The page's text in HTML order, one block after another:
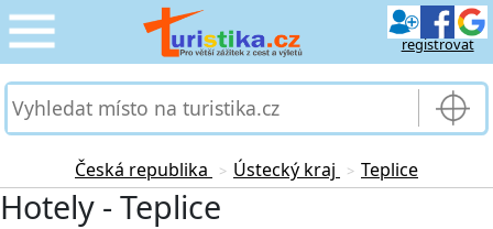
registrovat
CESTOVÁNÍ
SLUŽBY & DOPRAVA
PRO TURISTY ›
Česká republika > Ústecký kraj > Teplice
Hotely - Teplice